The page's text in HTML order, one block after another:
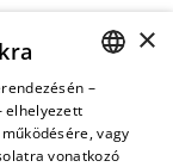
HUNGARIAN
ENGLISH
×
–
elhelyezett
vagy
vonatkozó